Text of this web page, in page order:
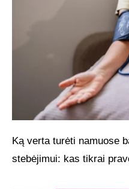
Ką verta turėti namuose
stebėjimui: kas tikrai